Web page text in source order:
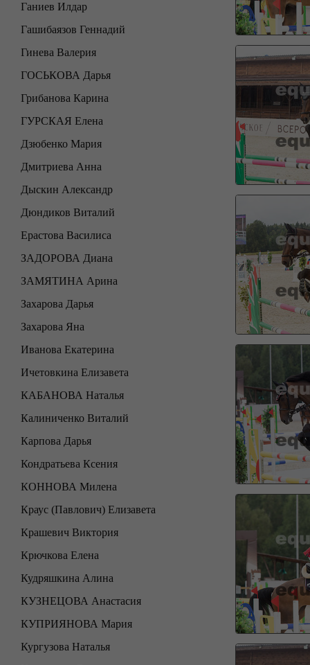
Ганиев Илдар
Гашибаязов Геннадий
Гинева Валерия
ГОСЬКОВА Дарья
Грибанова Карина
ГУРСКАЯ Елена
Дзюбенко Мария
Дмитриева Анна
Дыскин Александр
Дюндиков Виталий
Ерастова Василиса
ЗАДОРОВА Диана
ЗАМЯТИНА Арина
Захарова Дарья
Захарова Яна
Иванова Екатерина
Ичетовкина Елизавета
КАБАНОВА Наталья
Калиниченко Виталий
Карпова Дарья
Кондратьева Ксения
КОННОВА Милена
Краус (Павлович) Елизавета
Крашевич Виктория
Крючкова Елена
Кудряшкина Алина
КУЗНЕЦОВА Анастасия
КУПРИЯНОВА Мария
Кургузова Наталья